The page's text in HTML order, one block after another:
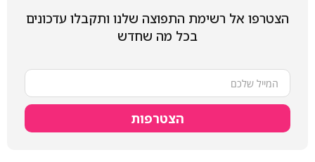
הצטרפו אל רשימת התפוצה שלנו ותקבלו עדכונים
בכל מה שחדש
הצטרפות